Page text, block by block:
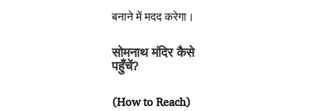
बनाने में मदद करेगा।
सोमनाथ मंदिर कैसे
पहुँचें?
(How to Reach)